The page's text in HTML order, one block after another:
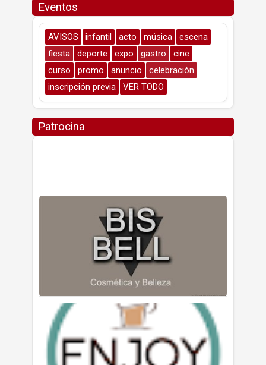
Eventos
AVISOS infantil acto música
escena
fiesta
deporte expo gastro
cine
curso
promo anuncio
celebración
inscripción previa
VER TODO
Patrocina